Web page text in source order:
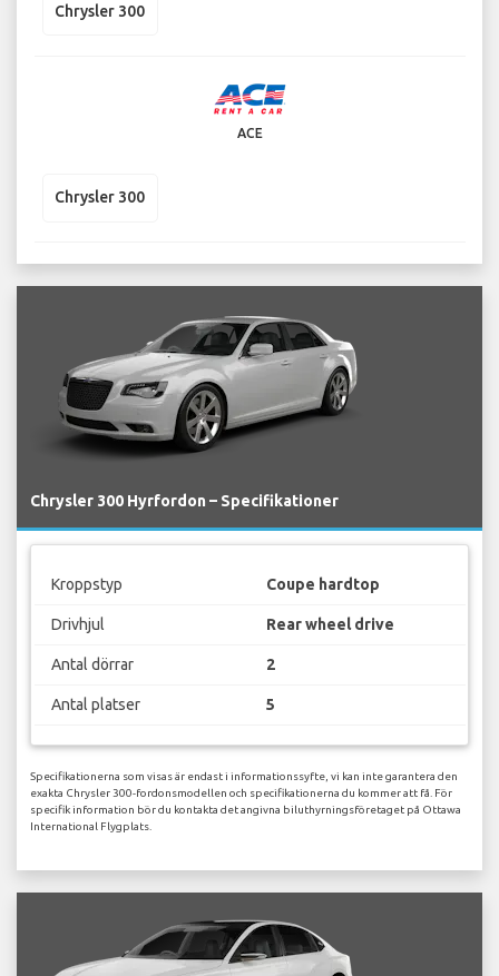
Chrysler 300
ACE
Chrysler 300
Chrysler 300 Hyrfordon – Specifikationer
Kroppstyp Coupe hardtop
Drivhjul Rear wheel drive
Antal dörrar 2
Antal platser 5
Specifikationerna som visas är endast i informationssyfte, vi kan inte garantera den
exakta Chrysler 300-fordonsmodellen och specifikationerna du kommer att få. För
specifik information bör du kontakta det angivna biluthyrningsföretaget på Ottawa
International Flygplats.